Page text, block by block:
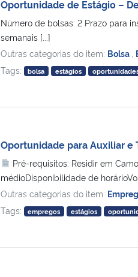
Oportunidade de Estágio –
Número de bolsas: 2 Prazo para
semanais [...]
Outras categorias do item: Bolsa
Tags:
bolsa estágios
Oportunidade para Auxiliar
Pré-requisitos: Residir em
médioDisponibilidade de
Outras categorias do item:
Tags:
empregos estágios